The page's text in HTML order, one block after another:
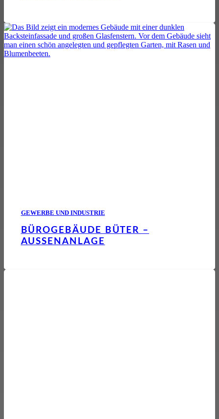
GEWERBE UND INDUSTRIE
BÜROGEBÄUDE BÜTER –
AUSSENANLAGE